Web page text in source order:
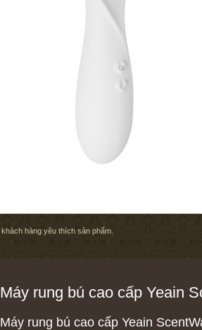
khách hàng yêu thích sản phẩm.
Máy rung bú cao cấp Yeain
Máy rung bú cao cấp Yeain